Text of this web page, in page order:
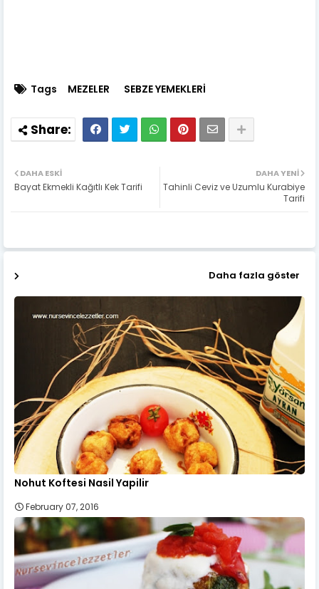
Tags MEZELER SEBZE YEMEKLERİ
DAHA YENI
Tahinli Ceviz ve Uzumlu Kurabiye
Tarifi
DAHA ESKI
Bayat Ekmekli Kağıtlı Kek Tarifi
Daha fazla göster
Nohut Koftesi Nasil Yapilir
February 07, 2016